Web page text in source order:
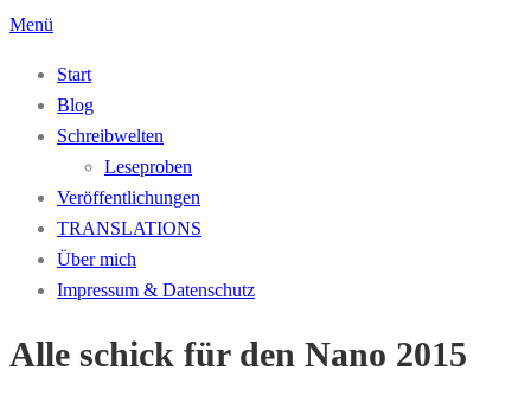
Zum
springen
Menü
Start
Blog
Schreibwelten
Leseproben
Veröffentlichungen
TRANSLATIONS
Über mich
Impressum & Datenschutz
Alle schick für den Nano 2015